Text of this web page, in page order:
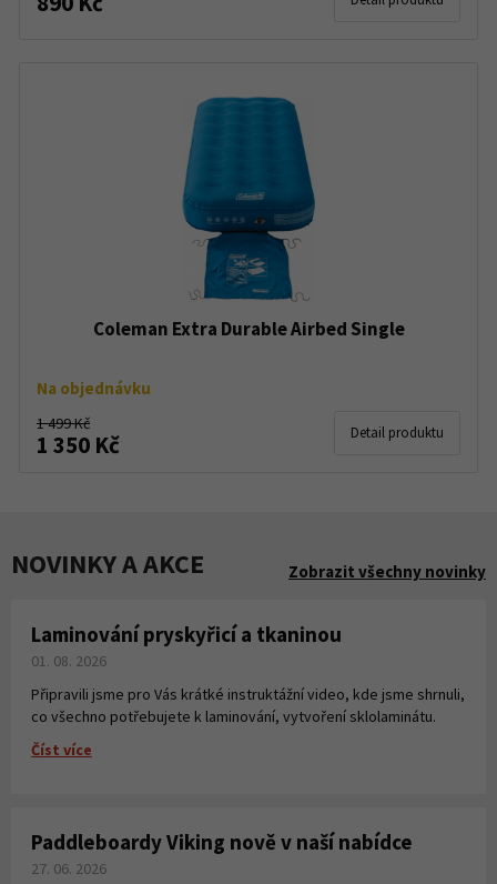
Coleman Extra Durable Airbed Single
Na objednávku
1 499 Kč
1 350 Kč Detail produktu
NOVINKY A AKCE Zobrazit všechny novinky
Laminování pryskyřicí a tkaninou
01. 08. 2026
Připravili jsme pro Vás krátké instruktážní video, kde jsme shrnuli,
co všechno potřebujete k laminování, vytvoření sklolaminátu.
Číst více
Paddleboardy Viking nově v naší nabídce
27. 06. 2026